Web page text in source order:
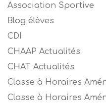
Association Sportive
Blog élèves
CDI
CHAAP Actualités
CHAT Actualités
Classe à Horaires
Classe à Horaires